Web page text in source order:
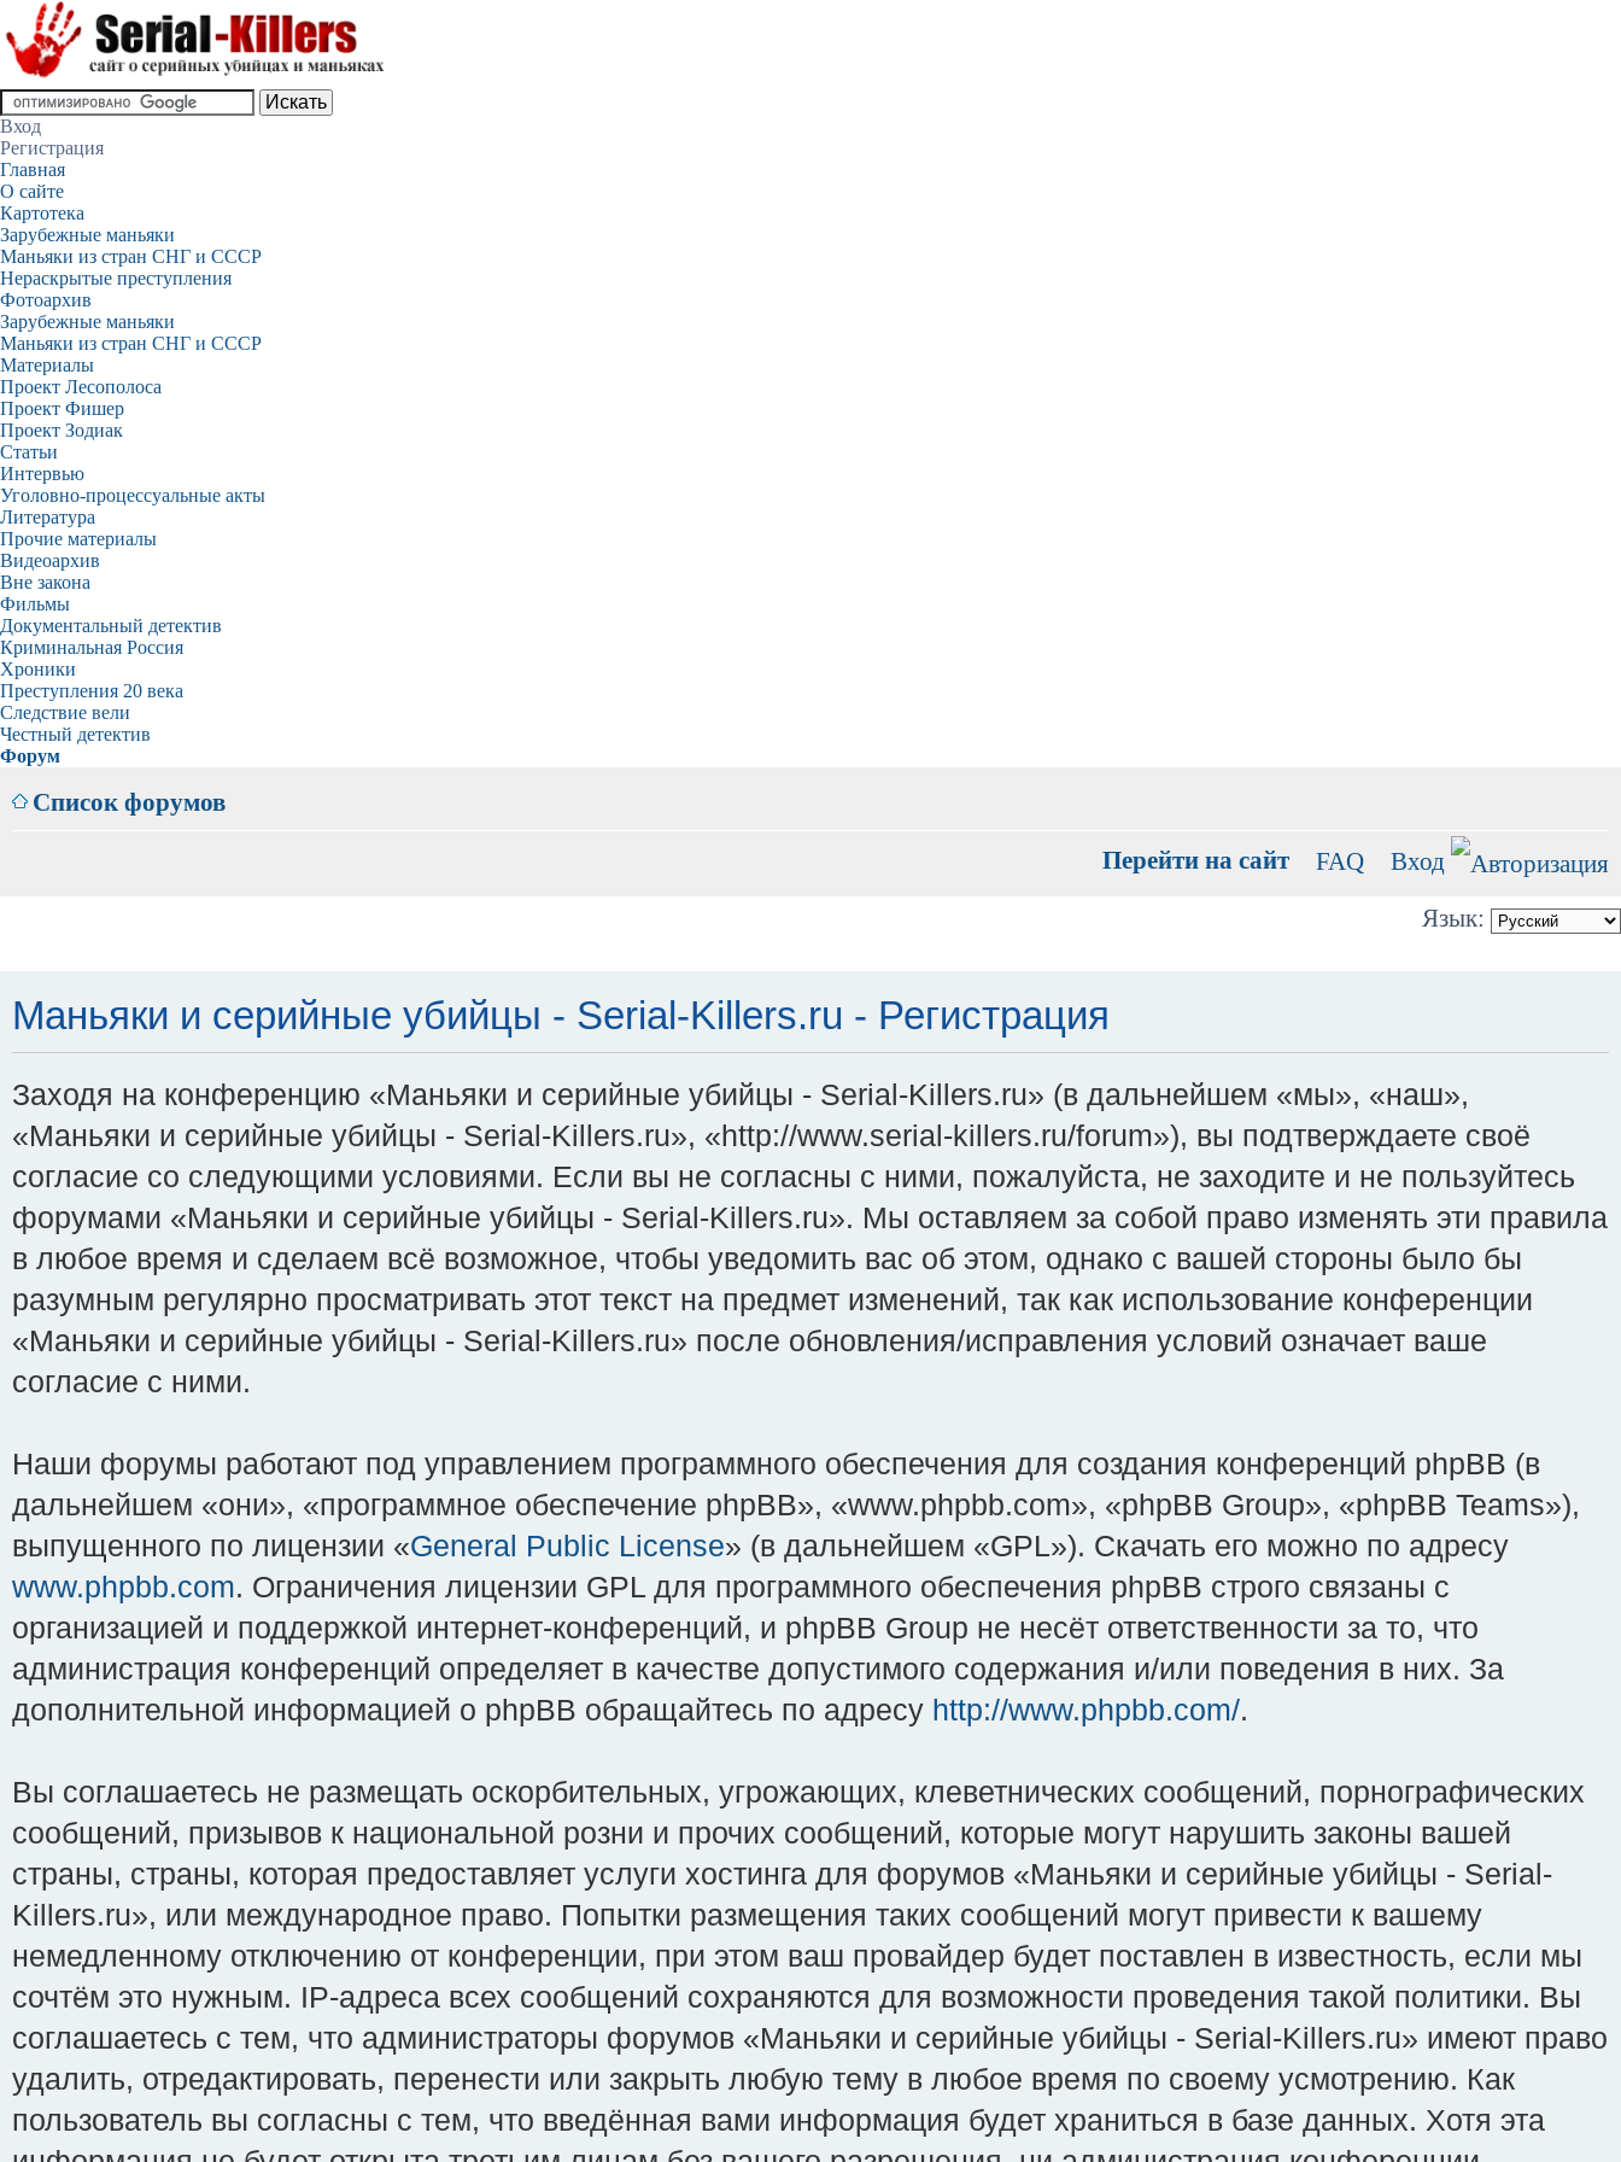
Вход
Регистрация
Главная
О сайте
Картотека
Зарубежные маньяки
Маньяки из стран СНГ и СССР
Нераскрытые преступления
Фотоархив
Зарубежные маньяки
Маньяки из стран СНГ и СССР
Материалы
Проект Лесополоса
Проект Фишер
Проект Зодиак
Статьи
Интервью
Уголовно-процессуальные акты
Литература
Прочие материалы
Видеоархив
Вне закона
Фильмы
Документальный детектив
Криминальная Россия
Хроники
Преступления 20 века
Следствие вели
Честный детектив
Форум
Список форумов
Перейти на сайт FAQ Вход
Язык:
Маньяки и серийные убийцы - Serial-Killers.ru - Регистрация
Заходя на конференцию «Маньяки и серийные убийцы - Serial-Killers.ru» (в дальнейшем «мы», «наш»,
«Маньяки и серийные убийцы - Serial-Killers.ru», «http://www.serial-killers.ru/forum»), вы подтверждаете своё
согласие со следующими условиями. Если вы не согласны с ними, пожалуйста, не заходите и не пользуйтесь
форумами «Маньяки и серийные убийцы - Serial-Killers.ru». Мы оставляем за собой право изменять эти правила
в любое время и сделаем всё возможное, чтобы уведомить вас об этом, однако с вашей стороны было бы
разумным регулярно просматривать этот текст на предмет изменений, так как использование конференции
«Маньяки и серийные убийцы - Serial-Killers.ru» после обновления/исправления условий означает ваше
согласие с ними.
Наши форумы работают под управлением программного обеспечения для создания конференций phpBB (в
дальнейшем «они», «программное обеспечение phpBB», «www.phpbb.com», «phpBB Group», «phpBB Teams»),
выпущенного по лицензии «General Public License» (в дальнейшем «GPL»). Скачать его можно по адресу
www.phpbb.com. Ограничения лицензии GPL для программного обеспечения phpBB строго связаны с
организацией и поддержкой интернет-конференций, и phpBB Group не несёт ответственности за то, что
администрация конференций определяет в качестве допустимого содержания и/или поведения в них. За
дополнительной информацией о phpBB обращайтесь по адресу http://www.phpbb.com/.
Вы соглашаетесь не размещать оскорбительных, угрожающих, клеветнических сообщений, порнографических
сообщений, призывов к национальной розни и прочих сообщений, которые могут нарушить законы вашей
страны, страны, которая предоставляет услуги хостинга для форумов «Маньяки и серийные убийцы - Serial-
Killers.ru», или международное право. Попытки размещения таких сообщений могут привести к вашему
немедленному отключению от конференции, при этом ваш провайдер будет поставлен в известность, если мы
сочтём это нужным. IP-адреса всех сообщений сохраняются для возможности проведения такой политики. Вы
соглашаетесь с тем, что администраторы форумов «Маньяки и серийные убийцы - Serial-Killers.ru» имеют право
удалить, отредактировать, перенести или закрыть любую тему в любое время по своему усмотрению. Как
пользователь вы согласны с тем, что введённая вами информация будет храниться в базе данных. Хотя эта